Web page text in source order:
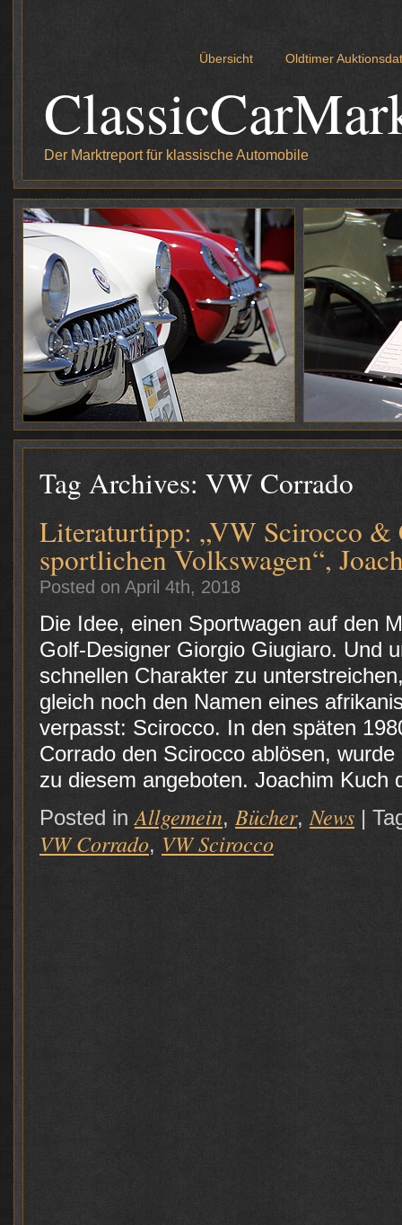
Übersicht Oldtimer
Der Marktreport für klassische Automobile
Tag Archives: VW Corrado
Literaturtipp: „VW Scirocco &
sportlichen Volkswagen“,
Posted on April 4th, 2018
Die Idee, einen Sportwagen auf den
Golf-Designer Giorgio Giugiaro. Und
schnellen Charakter zu
gleich noch den Namen eines
verpasst: Scirocco. In den späten
Corrado den Scirocco ablösen,
zu diesem angeboten. Joachim
Posted in Allgemein, Bücher, News |
VW Corrado, VW Scirocco